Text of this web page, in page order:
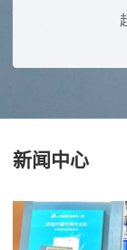
新闻中心